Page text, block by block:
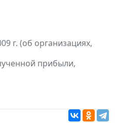
г. (об организациях,
прибыли,